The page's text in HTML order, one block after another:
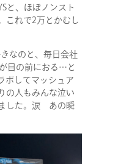
と、ほぼノンスト
これで2万とかむし
きなのと、毎日会社
目の前におる…と
ボしてマッシュア
の人もみんな泣い
した。涙 あの瞬